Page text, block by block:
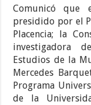
Comunicó que
presidido por el
Placencia; la
investigadora
Estudios de la
Mercedes
Programa
de la